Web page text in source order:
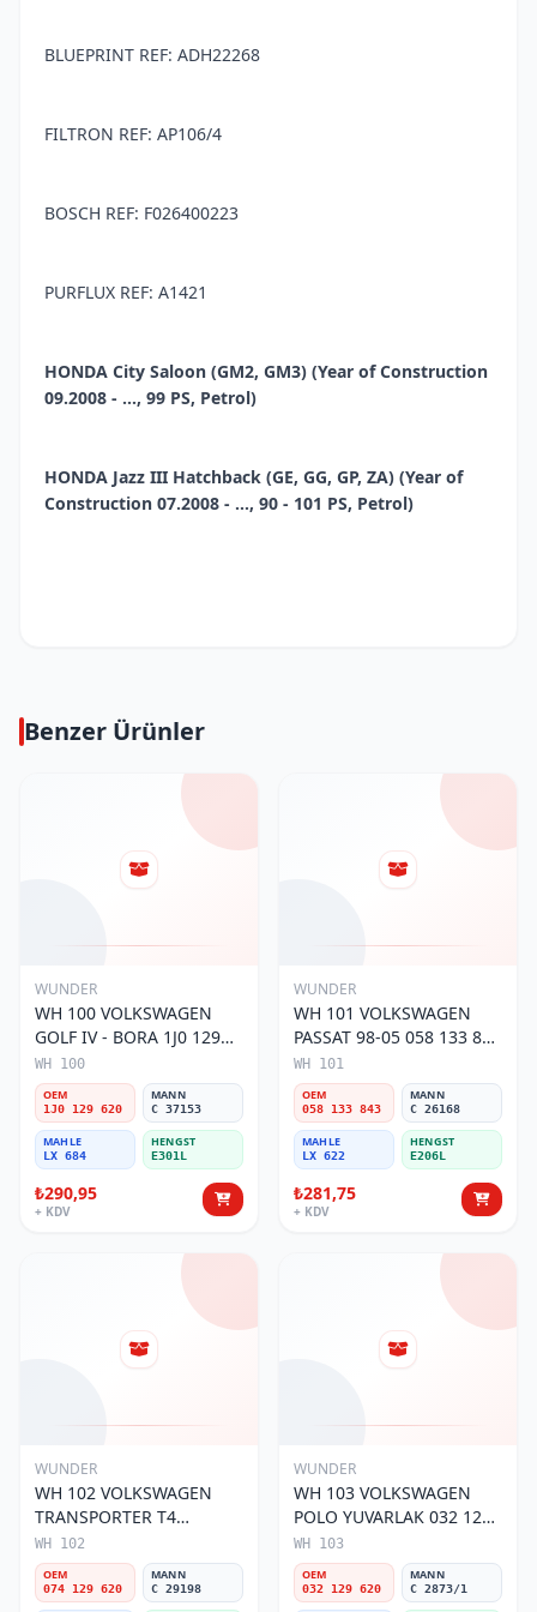
BLUEPRINT REF: ADH22268
FILTRON REF: AP106/4
BOSCH REF: F026400223
PURFLUX REF: A1421
HONDA City Saloon (GM2, GM3) (Year of Construction
09.2008 - ..., 99 PS, Petrol)
HONDA Jazz III Hatchback (GE, GG, GP, ZA) (Year of
Construction 07.2008 - ..., 90 - 101 PS, Petrol)
Benzer Ürünler
WUNDER
WH 100 VOLKSWAGEN
GOLF IV - BORA 1J0 129
620 Hava Filtresi
WH 100
OEM
1J0 129 620
MANN
C 37153
MAHLE
LX 684
HENGST
E301L
₺290,95
+ KDV
WUNDER
WH 101 VOLKSWAGEN
PASSAT 98-05 058 133 843
Hava Filtresi
WH 101
OEM
058 133 843
MANN
C 26168
MAHLE
LX 622
HENGST
E206L
₺281,75
+ KDV
WUNDER
WH 102 VOLKSWAGEN
TRANSPORTER T4
(SÜNGERSiZ) 074 129 620
Hava Filtresi
WH 102
OEM
074 129 620
MANN
C 29198
WUNDER
WH 103 VOLKSWAGEN
POLO YUVARLAK 032 129
620 Hava Filtresi
WH 103
OEM
032 129 620
MANN
C 2873/1